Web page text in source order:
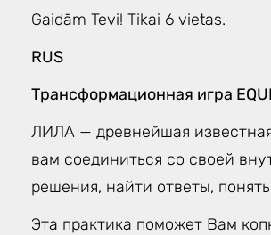
Gaidām Tevi! Tikai 6 vietas.
RUS
Трансформационная игра
ЛИЛА — древнейшая
вам соединиться со своей
решения, найти ответы,
Эта практика поможет Вам